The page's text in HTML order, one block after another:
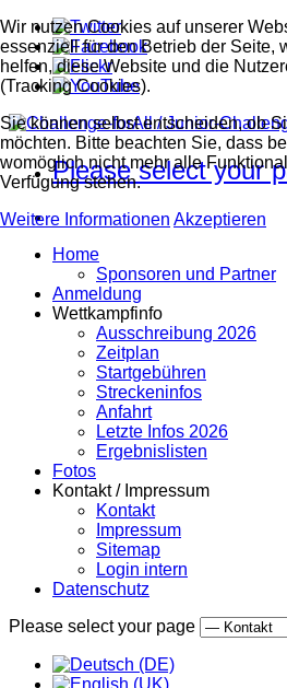
Please select your
Home
Sponsoren und Partner
Anmeldung
Wettkampfinfo
Ausschreibung 2026
Zeitplan
Startgebühren
Streckeninfos
Anfahrt
Letzte Infos 2026
Ergebnislisten
Fotos
Kontakt / Impressum
Kontakt
Impressum
Sitemap
Login intern
Datenschutz
Please select your page
Wir nutzen Cookies auf unserer
essenziell für den Betrieb der Seite,
helfen, diese Website und die
(Tracking Cookies).
Sie können selbst entscheiden, ob
möchten. Bitte beachten Sie, dass
womöglich nicht mehr alle
Verfügung stehen.
Weitere Informationen Akzeptieren